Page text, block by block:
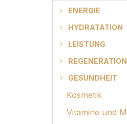
ENERGIE
HYDRATATION
LEISTUNG
REGENERATION
GESUNDHEIT
Kosmetik